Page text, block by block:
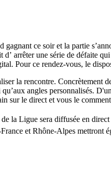
gagnant ce soir et la partie
d’ arrêter une série de défaite
Pour ce rendez-vous, le
la rencontre. Concrètement
angles personnalisés.
sur le direct et vous le
la Ligue sera diffusée en
et Rhône-Alpes mettront